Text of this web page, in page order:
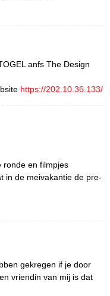
anfs The Design
https://202.10.36.133/
ronde en filmpjes
in de meivakantie de pre-
gekregen if je door
vriendin van mij is dat